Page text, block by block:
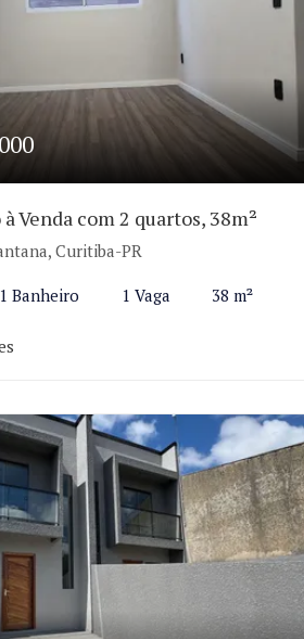
Venda com 2 quartos, 38m²
Curitiba-PR
1 Banheiro 1 Vaga 38 m²